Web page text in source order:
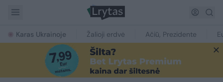
Karas Ukrainoje Žalioji erdvė Ačiū, Prezidente